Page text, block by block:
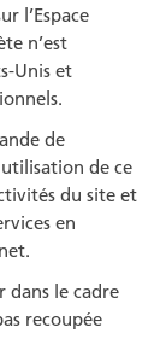
l’Espace
n’est
Unis et
de
de ce
du site et
en
dans le cadre
recoupée